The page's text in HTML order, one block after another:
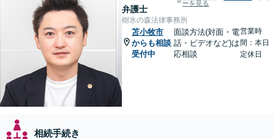
弁護士
ーを見る
樹氷の森法律事務所
苫小牧市
からも相談
受付中
面談方法(対面・電
話・ビデオなど)は
応相談
営業時
間：本日
定休日
相続手続き